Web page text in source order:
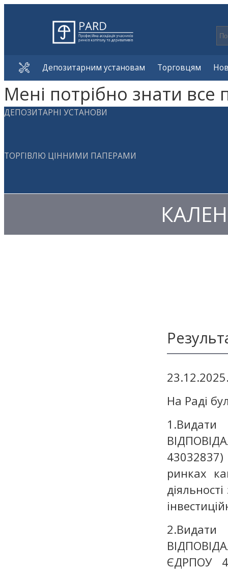
Депозитарним установам Торговцям
Мені потрібно знати все
ДЕПОЗИТАРНІ УСТАНОВИ
ТОРГІВЛЮ ЦІННИМИ ПАПЕРАМИ
На Раді
43032837)
ринках
ЄДРПОУ